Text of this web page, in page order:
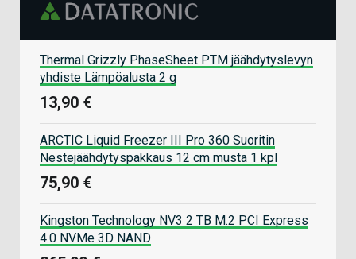
Thermal Grizzly PhaseSheet PTM jäähdytyslevyn
yhdiste Lämpöalusta 2 g
13,90 €
ARCTIC Liquid Freezer III Pro 360 Suoritin
Nestejäähdytyspakkaus 12 cm musta 1 kpl
75,90 €
Kingston Technology NV3 2 TB M.2 PCI Express
4.0 NVMe 3D NAND